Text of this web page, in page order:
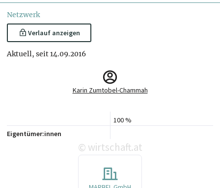
Netzwerk
Verlauf anzeigen
Aktuell, seit 14.09.2016
Karin Zumtobel-Chammah
100 %
Eigentümer:innen
© wirtschaft.at